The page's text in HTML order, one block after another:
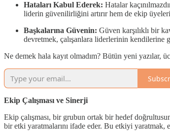
Hataları Kabul Ederek: Hatalar
liderin güvenilirliğini artırır hem de ekip
Başkalarına Güvenin: Güven karşılıklı bir
devretmek, çalışanlara liderlerinin
Ne demek hala kayıt olmadım? Bütün yeni yazılar,
Ekip Çalışması ve Sinerji
Ekip çalışması, bir grubun ortak bir hedef
bir etki yaratmalarını ifade eder. Bu etkiyi yaratmak,